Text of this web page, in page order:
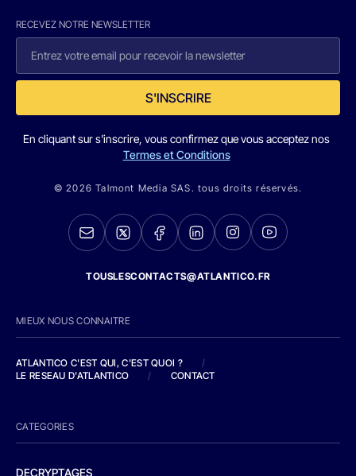
RECEVEZ NOTRE NEWSLETTER
S'INSCRIRE
En cliquant sur s'inscrire, vous confirmez que vous acceptez nos
Termes et Conditions
© 2026 Talmont Media SAS. tous droits réservés.
TOUSLESCONTACTS@ATLANTICO.FR
MIEUX NOUS CONNAITRE
ATLANTICO C'EST QUI, C'EST QUOI ?
/
LE RESEAU D'ATLANTICO
/ CONTACT
CATEGORIES
DECRYPTAGES